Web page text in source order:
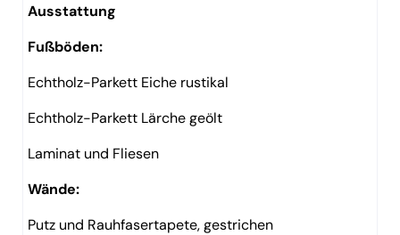
Ausstattung
Fußböden:
Echtholz-Parkett Eiche rustikal
Echtholz-Parkett Lärche geölt
Laminat und Fliesen
Wände:
Putz und Rauhfasertapete, gestrichen